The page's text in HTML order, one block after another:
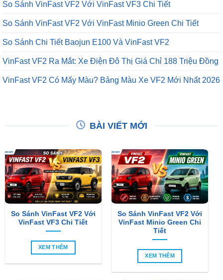
So Sánh VinFast VF2 Với VinFast VF3 Chi Tiết
So Sánh VinFast VF2 Với VinFast Minio Green Chi Tiết
So Sánh Chi Tiết Baojun E100 Và VinFast VF2
VinFast VF2 Ra Mắt: Xe Điện Đô Thị Giá Chỉ 188 Triệu Đồng
VinFast VF2 Có Mấy Màu? Bảng Màu Xe VF2 Mới Nhất 2026
BÀI VIẾT MỚI
So Sánh VinFast VF2 Với
VinFast VF3 Chi Tiết
XEM THÊM
So Sánh VinFast VF2 Với
VinFast Minio Green Chi
Tiết
XEM THÊM